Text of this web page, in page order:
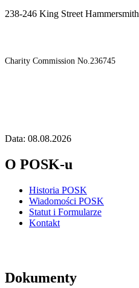
238-246 King Street
Charity Commission No.236745
Data: 08.08.2026
O POSK-u
Historia POSK
Wiadomości POSK
Statut i Formularze
Kontakt
Dokumenty